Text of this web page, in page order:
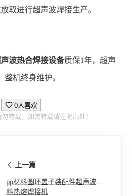
取进行超声波焊接生产。
波热合焊接设备质保1年，超声
整机终身维护。
0人喜欢
转载，如需转载请注明出处！
上一篇
pp材料圆环盖子装配件超声波塑
料热熔焊接机